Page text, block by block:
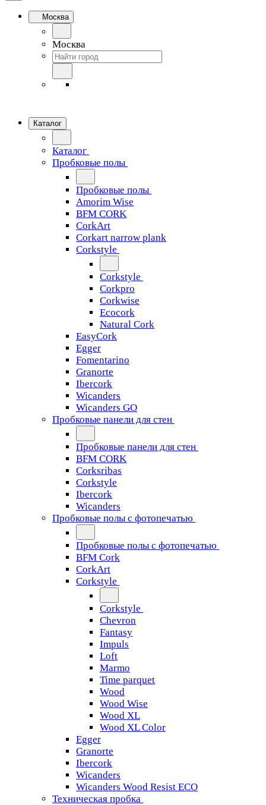
Москва
Москва
Каталог
Каталог
Пробковые полы
Пробковые полы
Amorim Wise
BFM CORK
CorkArt
Corkart narrow plank
Corkstyle
Corkstyle
Corkpro
Corkwise
Ecocork
Natural Cork
EasyCork
Egger
Fomentarino
Granorte
Ibercork
Wicanders
Wicanders GO
Пробковые панели для стен
Пробковые панели для стен
BFM CORK
Corksribas
Corkstyle
Ibercork
Wicanders
Пробковые полы с фотопечатью
Пробковые полы с фотопечатью
BFM Cork
CorkArt
Corkstyle
Corkstyle
Chevron
Fantasy
Impuls
Loft
Marmo
Time parquet
Wood
Wood Wise
Wood XL
Wood XL Color
Egger
Granorte
Ibercork
Wicanders
Wicanders Wood Resist ECO
Техническая пробка